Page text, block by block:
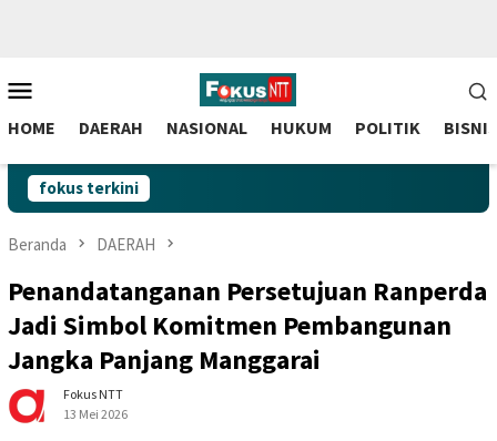
to
contentMobile
HOME DAERAH NASIONAL HUKUM POLITIK BISNIS
fokus terkini
Beranda DAERAH
Penandatanganan Persetujuan Ranperda
Jadi Simbol Komitmen Pembangunan
Jangka Panjang Manggarai
Fokus NTT
13 Mei 2026